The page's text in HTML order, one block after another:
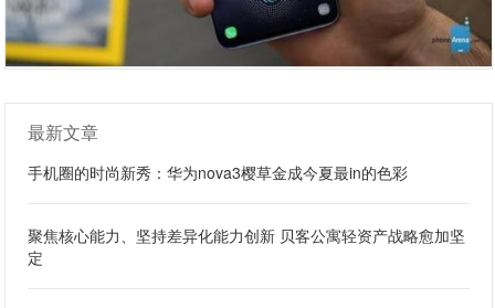
最新文章
手机圈的时尚新秀：华为nova3樱草金成今夏最in的色彩
聚焦核心能力、坚持差异化能力创新 贝客公寓轻资产战略愈加坚
定